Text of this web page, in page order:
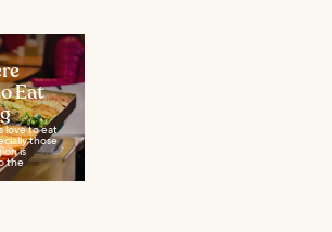
Eat
love to eat
those
is
the